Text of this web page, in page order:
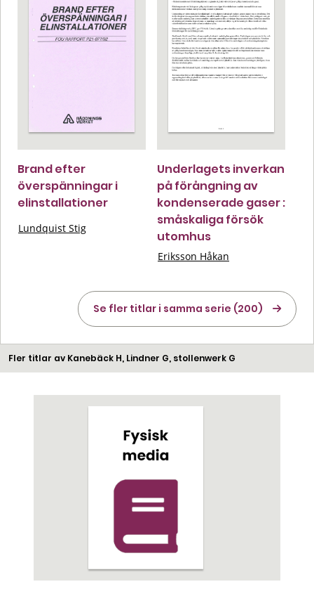
Brand efter
överspänningar i
elinstallationer
Lundquist Stig
Underlagets inverkan
på förångning av
kondenserade gaser :
småskaliga försök
utomhus
Eriksson Håkan
Se fler titlar i samma serie (200)
Fler titlar av Kanebäck H, Lindner G, stollenwerk G